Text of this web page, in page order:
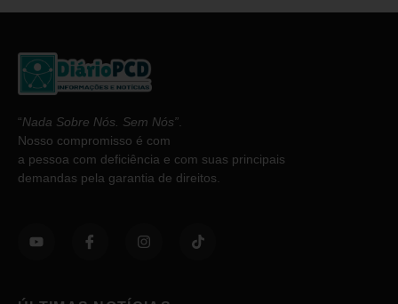
“Nada Sobre Nós. Sem Nós”
Nosso compromisso é com
a pessoa com deficiência e com suas principais
demandas pela garantia de direitos.